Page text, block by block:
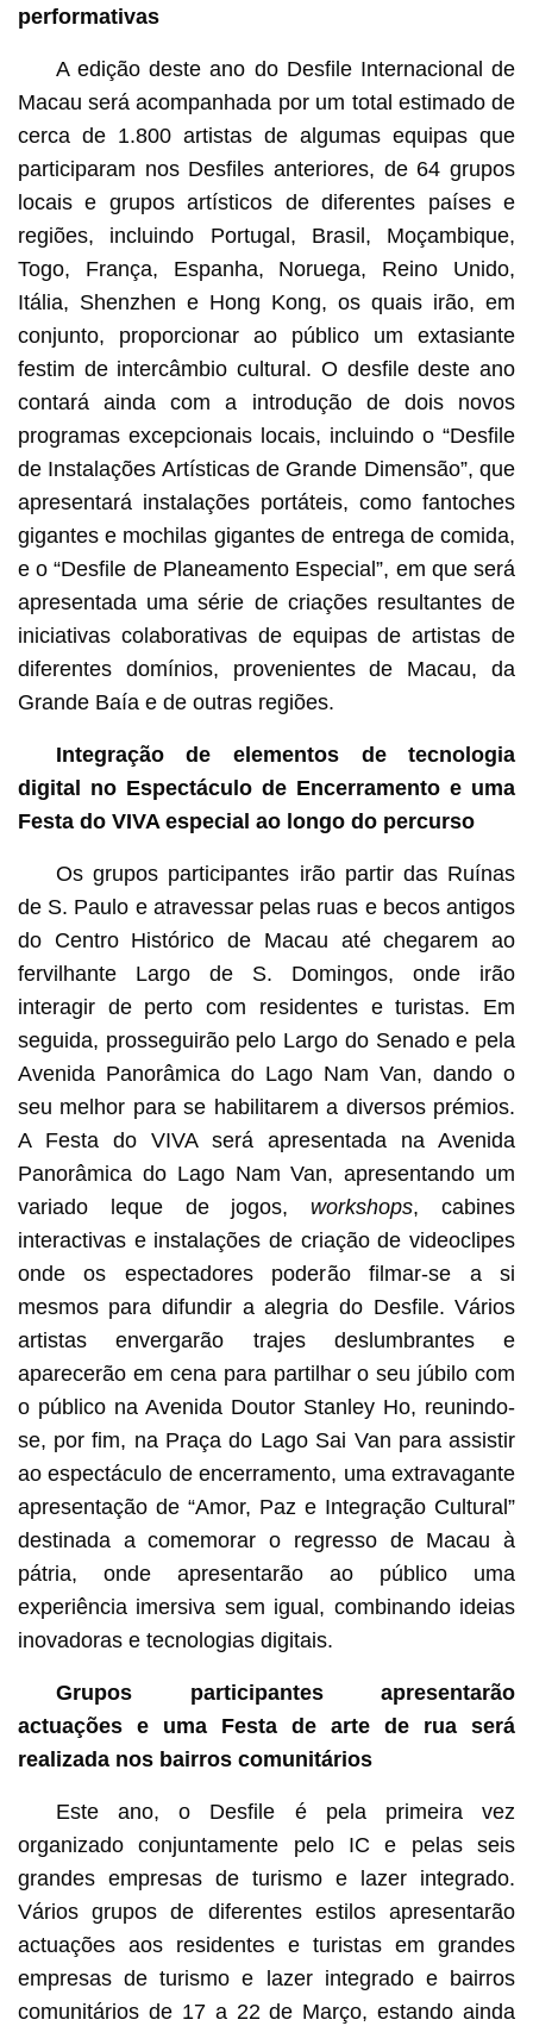
performativas
A edição deste ano do Desfile Internacional de
Macau será acompanhada por um total estimado de
cerca de 1.800 artistas de algumas equipas que
participaram nos Desfiles anteriores, de 64 grupos
locais e grupos artísticos de diferentes países e
regiões, incluindo Portugal, Brasil, Moçambique,
Togo, França, Espanha, Noruega, Reino Unido,
Itália, Shenzhen e Hong Kong, os quais irão, em
conjunto, proporcionar ao público um extasiante
festim de intercâmbio cultural. O desfile deste ano
contará ainda com a introdução de dois novos
programas excepcionais locais, incluindo o “Desfile
de Instalações Artísticas de Grande Dimensão”, que
apresentará instalações portáteis, como fantoches
gigantes e mochilas gigantes de entrega de comida,
e o “Desfile de Planeamento Especial”, em que será
apresentada uma série de criações resultantes de
iniciativas colaborativas de equipas de artistas de
diferentes domínios, provenientes de Macau, da
Grande Baía e de outras regiões.
Integração de elementos de tecnologia
digital no Espectáculo de Encerramento e uma
Festa do VIVA especial ao longo do percurso
Os grupos participantes irão partir das Ruínas
de S. Paulo e atravessar pelas ruas e becos antigos
do Centro Histórico de Macau até chegarem ao
fervilhante Largo de S. Domingos, onde irão
interagir de perto com residentes e turistas. Em
seguida, prosseguirão pelo Largo do Senado e pela
Avenida Panorâmica do Lago Nam Van, dando o
seu melhor para se habilitarem a diversos prémios.
A Festa do VIVA será apresentada na Avenida
Panorâmica do Lago Nam Van, apresentando um
variado leque de jogos, workshops, cabines
interactivas e instalações de criação de videoclipes
onde os espectadores poderão filmar-se a si
mesmos para difundir a alegria do Desfile. Vários
artistas envergarão trajes deslumbrantes e
aparecerão em cena para partilhar o seu júbilo com
o público na Avenida Doutor Stanley Ho, reunindo-
se, por fim, na Praça do Lago Sai Van para assistir
ao espectáculo de encerramento, uma extravagante
apresentação de “Amor, Paz e Integração Cultural”
destinada a comemorar o regresso de Macau à
pátria, onde apresentarão ao público uma
experiência imersiva sem igual, combinando ideias
inovadoras e tecnologias digitais.
Grupos participantes apresentarão
actuações e uma Festa de arte de rua será
realizada nos bairros comunitários
Este ano, o Desfile é pela primeira vez
organizado conjuntamente pelo IC e pelas seis
grandes empresas de turismo e lazer integrado.
Vários grupos de diferentes estilos apresentarão
actuações aos residentes e turistas em grandes
empresas de turismo e lazer integrado e bairros
comunitários de 17 a 22 de Março, estando ainda